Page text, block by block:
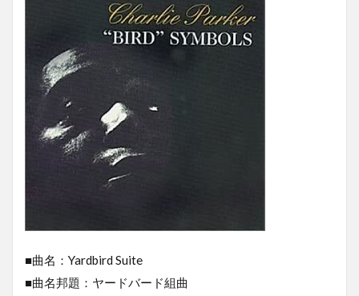
■曲名：Yardbird Suite
■曲名邦題：ヤードバード組曲